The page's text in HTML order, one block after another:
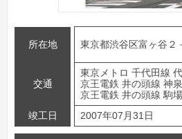
所在地 東京都渋谷区富ヶ谷２
交通
東京メトロ 千代田線
京王電鉄 井の頭線 神
京王電鉄 井の頭線 駒
竣工日
2007年07月31日